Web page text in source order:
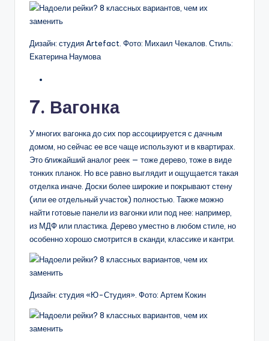
Дизайн: студия Artefact. Фото: Михаил Чекалов. Стиль:
Екатерина Наумова
7. Вагонка
У многих вагонка до сих пор ассоциируется с дачным
домом, но сейчас ее все чаще используют и в квартирах.
Это ближайший аналог реек — тоже дерево, тоже в виде
тонких планок. Но все равно выглядит и ощущается такая
отделка иначе. Доски более широкие и покрывают стену
(или ее отдельный участок) полностью. Также можно
найти готовые панели из вагонки или под нее: например,
из МДФ или пластика. Дерево уместно в любом стиле, но
особенно хорошо смотрится в сканди, классике и кантри.
Дизайн: студия «Ю-Студия». Фото: Артем Кокин